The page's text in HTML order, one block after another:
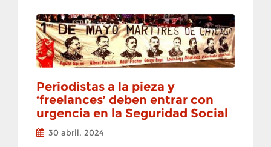
Periodistas a la pieza y
‘freelances’ deben entrar con
urgencia en la Seguridad Social
30 abril, 2024